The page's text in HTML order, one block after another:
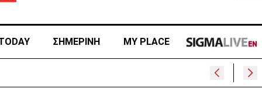
ΣΗΜΕΡΙΝΗ MY PLACE